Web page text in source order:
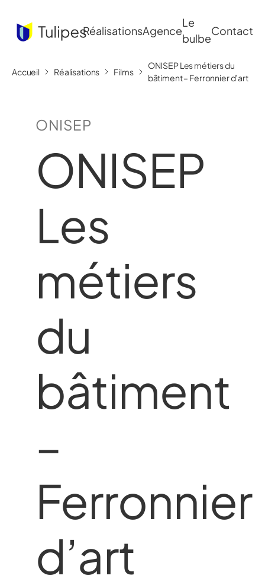
RéalisationsAgence
Le
bulbe
Contact
Accueil Réalisations Films
ONISEP Les métiers du
bâtiment – Ferronnier d’art
ONISEP
ONISEP
Les
métiers
du
bâtiment
–
Ferronnier
d’art